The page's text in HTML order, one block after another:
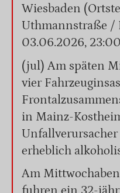
Wiesbaden
Uthmannstraße /
03.06.2026,
(jul) Am späten
vier
in Mainz-
erheblich
Am